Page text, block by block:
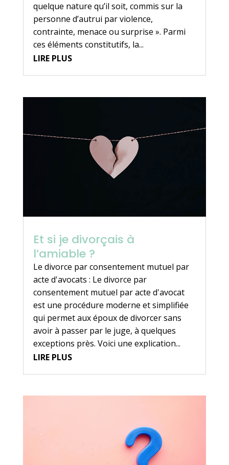
quelque nature qu’il soit, commis sur la
personne d’autrui par violence,
contrainte, menace ou surprise ». Parmi
ces éléments constitutifs, la...
LIRE PLUS
Et si je divorçais à
l’amiable ?
Le divorce par consentement mutuel par
acte d'avocats : Le divorce par
consentement mutuel par acte d'avocat
est une procédure moderne et simplifiée
qui permet aux époux de divorcer sans
avoir à passer par le juge, à quelques
exceptions près. Voici une explication...
LIRE PLUS